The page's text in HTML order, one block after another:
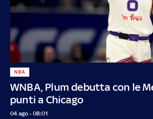
WNBA, Plum debutta con le
punti a Chicago
NBA
04 ago - 08:01